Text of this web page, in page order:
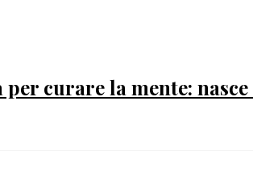
curare la mente: